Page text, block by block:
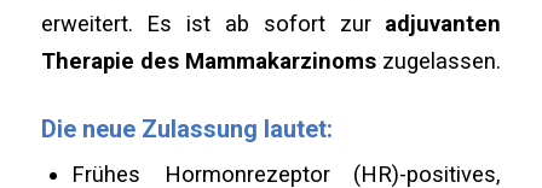
erweitert. Es ist ab sofort zur adjuvanten
Therapie des Mammakarzinomszugelassen.
Die neue Zulassung lautet:
Frühes Hormonrezeptor (HR)-positives,